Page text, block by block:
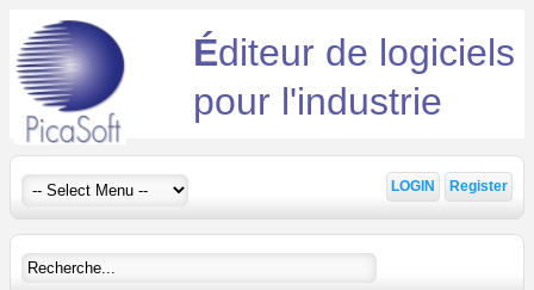
Éditeur de logiciels
pour l'industrie
Register
LOGIN